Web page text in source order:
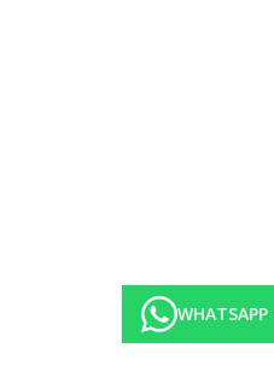
(lehátka a slunečníky